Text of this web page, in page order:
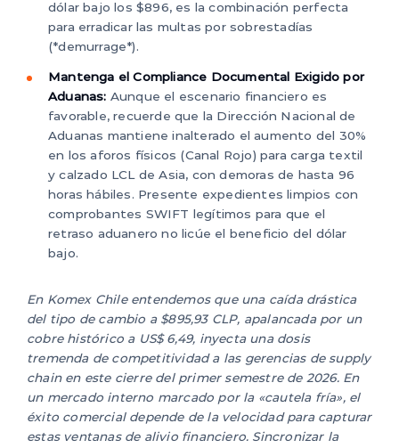
dólar bajo los $896, es la combinación perfecta
para erradicar las multas por sobrestadías
(*demurrage*).
Mantenga el Compliance Documental Exigido por
Aduanas: Aunque el escenario financiero es
favorable, recuerde que la Dirección Nacional de
Aduanas mantiene inalterado el aumento del 30%
en los aforos físicos (Canal Rojo) para carga textil
y calzado LCL de Asia, con demoras de hasta 96
horas hábiles. Presente expedientes limpios con
comprobantes SWIFT legítimos para que el
retraso aduanero no licúe el beneficio del dólar
bajo.
En Komex Chile entendemos que una caída drástica
del tipo de cambio a $895,93 CLP, apalancada por un
cobre histórico a US$ 6,49, inyecta una dosis
tremenda de competitividad a las gerencias de supply
chain en este cierre del primer semestre de 2026. En
un mercado interno marcado por la «cautela fría», el
éxito comercial depende de la velocidad para capturar
estas ventanas de alivio financiero. Sincronizar la